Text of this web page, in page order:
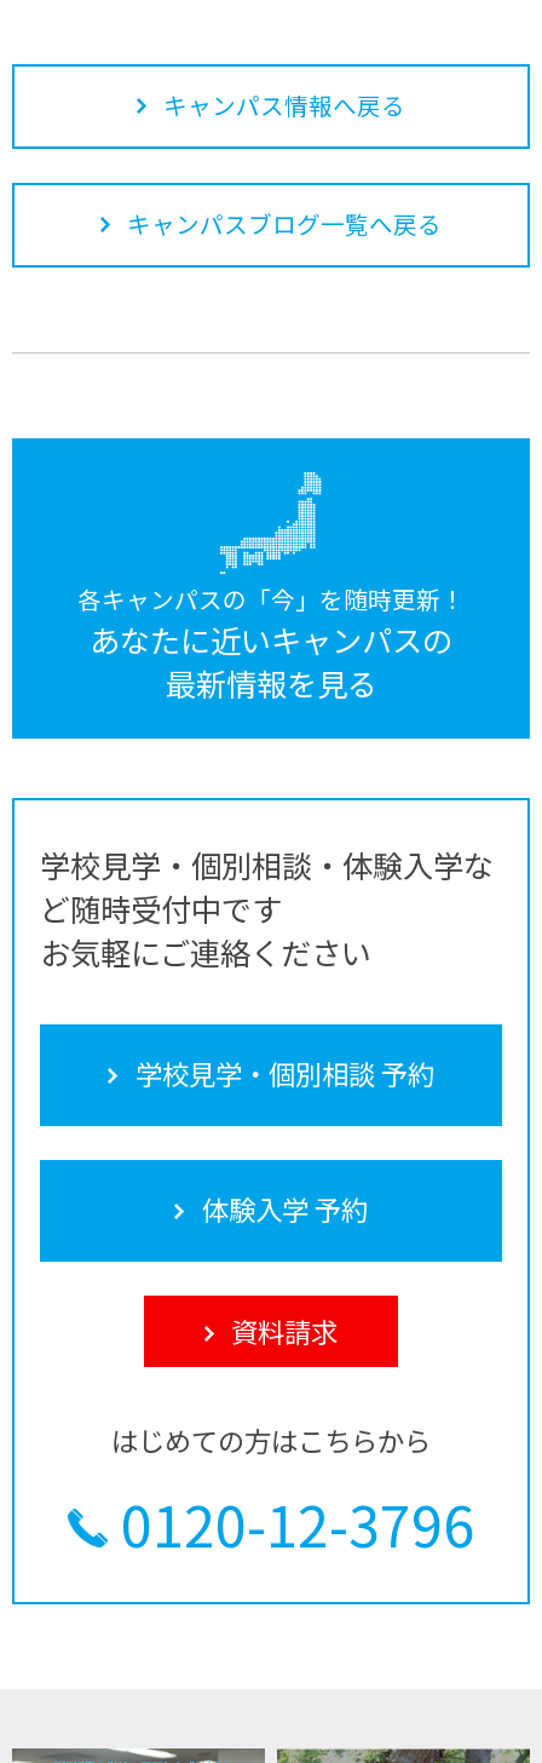
キャンパス情報へ戻る
キャンパスブログ一覧へ戻る
各キャンパスの「今」を随時更新！
あなたに近いキャンパスの
最新情報を見る
学校見学・個別相談・体験入学な
ど随時受付中です
お気軽にご連絡ください
学校見学・個別相談 予約
体験入学 予約
資料請求
はじめての方はこちらから
0120-12-3796